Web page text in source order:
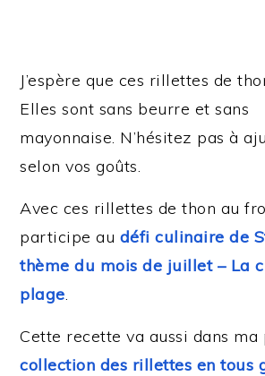
J’espère que ces rillettes de
Elles sont sans beurre et sans
mayonnaise. N’hésitez pas à
selon vos goûts.
Avec ces rillettes de thon au
participe au défi culinaire de
thème du mois de juillet – La
plage.
Cette recette va aussi dans ma
collection des rillettes en tous